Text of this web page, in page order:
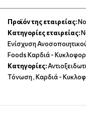
Προϊόν της εταιρείας:
Κατηγορίες εταιρείας:
Ενίσχυση
Foods Καρδιά -
Κατηγορίες:
Τόνωση,Καρδιά -